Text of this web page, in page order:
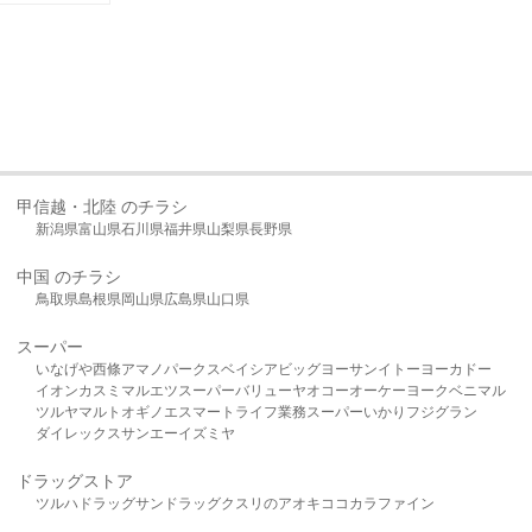
甲信越・北陸 のチラシ
新潟県富山県石川県福井県山梨県長野県
中国 のチラシ
鳥取県島根県岡山県広島県山口県
スーパー
いなげや西條アマノパークスベイシア ビッグヨーサンイトーヨーカドー
イオンカスミ マルエツスーパーバリューヤオコーオーケー ヨークベニマル
ツルヤマルト オギノ エスマート ライフ業務スーパーいかり フジグラン
ダイレックスサンエーイズミヤ
ドラッグストア
ツルハドラッグサンドラッグクスリのアオキ ココカラファイン